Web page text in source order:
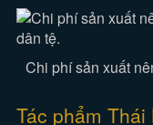
Chi phí sản xuất
Tác phẩm